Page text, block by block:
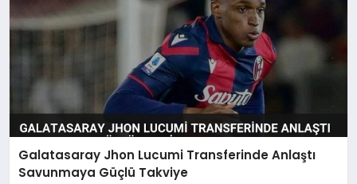
Galatasaray Jhon Lucumi Transferinde Anlaştı
Savunmaya Güçlü Takviye